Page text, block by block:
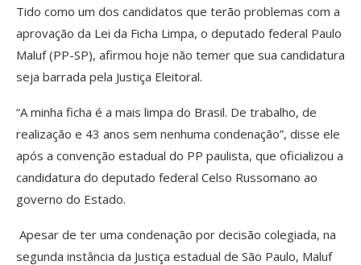
Tido como um dos candidatos que terão problemas com a
aprovação da Lei da Ficha Limpa, o deputado federal Paulo
Maluf (PP-SP), afirmou hoje não temer que sua candidatura
seja barrada pela Justiça Eleitoral.
“A minha ficha é a mais limpa do Brasil. De trabalho, de
realização e 43 anos sem nenhuma condenação”, disse ele
após a convenção estadual do PP paulista, que oficializou a
candidatura do deputado federal Celso Russomano ao
governo do Estado.
Apesar de ter uma condenação por decisão colegiada, na
segunda instância da Justiça estadual de São Paulo, Maluf